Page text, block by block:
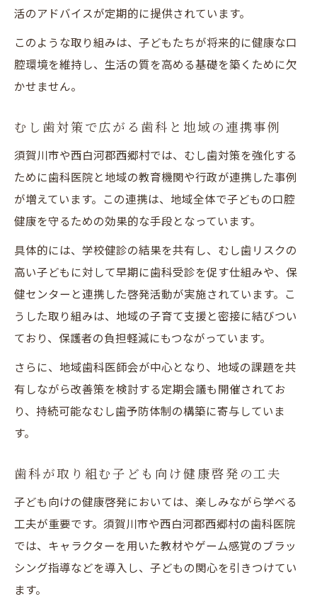
活のアドバイスが定期的に提供されています。
このような取り組みは、子どもたちが将来的に健康な口
腔環境を維持し、生活の質を高める基礎を築くために欠
かせません。
むし歯対策で広がる歯科と地域の連携事例
須賀川市や西白河郡西郷村では、むし歯対策を強化する
ために歯科医院と地域の教育機関や行政が連携した事例
が増えています。この連携は、地域全体で子どもの口腔
健康を守るための効果的な手段となっています。
具体的には、学校健診の結果を共有し、むし歯リスクの
高い子どもに対して早期に歯科受診を促す仕組みや、保
健センターと連携した啓発活動が実施されています。こ
うした取り組みは、地域の子育て支援と密接に結びつい
ており、保護者の負担軽減にもつながっています。
さらに、地域歯科医師会が中心となり、地域の課題を共
有しながら改善策を検討する定期会議も開催されてお
り、持続可能なむし歯予防体制の構築に寄与していま
す。
歯科が取り組む子ども向け健康啓発の工夫
子ども向けの健康啓発においては、楽しみながら学べる
工夫が重要です。須賀川市や西白河郡西郷村の歯科医院
では、キャラクターを用いた教材やゲーム感覚のブラッ
シング指導などを導入し、子どもの関心を引きつけてい
ます。